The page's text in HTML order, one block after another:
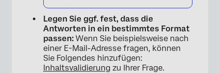
Legen Sie ggf. fest, dass die
Antworten in ein bestimmtes Format
passen: Wenn Sie beispielsweise nach
einer E-Mail-Adresse fragen, können
Sie Folgendes hinzufügen:
Inhaltsvalidierung zu Ihrer Frage.